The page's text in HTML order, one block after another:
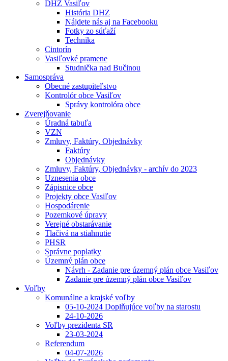
DHZ Vasiľov
História DHZ
Nájdete nás aj na Facebooku
Fotky zo súťaží
Technika
Cintorín
Vasiľovké pramene
Studnička nad Bučinou
Samospráva
Obecné zastupiteľstvo
Kontrolór obce Vasiľov
Správy kontrolóra obce
Zverejňovanie
Úradná tabuľa
VZN
Zmluvy, Faktúry, Objednávky
Faktúry
Objednávky
Zmluvy, Faktúry, Objednávky - archív do 2023
Uznesenia obce
Zápisnice obce
Projekty obce Vasiľov
Hospodárenie
Pozemkové úpravy
Verejné obstarávanie
Tlačivá na stiahnutie
PHSR
Správne poplatky
Územný plán obce
Návrh - Zadanie pre územný plán obce Vasiľov
Zadanie pre územný plán obce Vasiľov
Voľby
Komunálne a krajské voľby
05-10-2024 Doplňujúce voľby na starostu
24-10-2026
Voľby prezidenta SR
23-03-2024
Referendum
04-07-2026